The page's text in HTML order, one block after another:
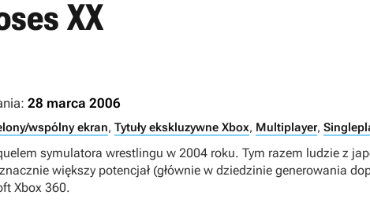
XX
28 marca 2006
wspólny ekran, Tytuły ekskluzywne Xbox, Multiplayer,
symulatora wrestlingu w 2004 roku. Tym razem ludzie z
większy potencjał (głównie w dziedzinie generowania
Xbox 360.